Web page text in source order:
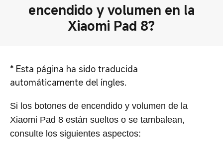
encendido y volumen en la
Xiaomi Pad 8?
* Esta página ha sido traducida
automáticamente del íngles.
Si los botones de encendido y volumen de la
Xiaomi Pad 8 están sueltos o se tambalean,
consulte los siguientes aspectos: